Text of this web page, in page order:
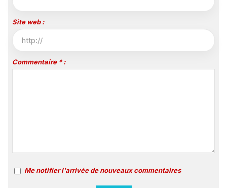
Site web :
Commentaire * :
Me notifier l'arrivée de nouveaux commentaires